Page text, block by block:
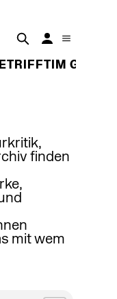
IM
finden
mit wem